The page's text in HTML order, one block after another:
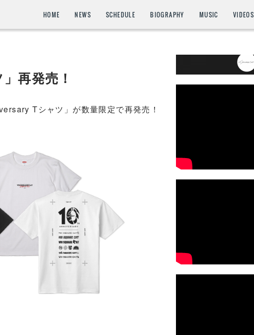
HOME NEWS SCHEDULE BIOGRAPHY MUSIC VIDEOS
再発売！
Tシャツ」が数量限定で再発売！